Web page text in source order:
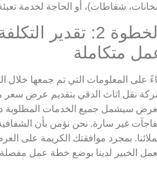
شفاطات)، أو الحاجة لخدمة
الخطوة 2: تقدير
متكاملة
على المعلومات التي تم جمعها خلال
نقل اثاث الدقي بتقديم عرض سعر
سيشمل جميع الخدمات المطلوبة
غير سارة. نحن نؤمن بأن
بمجرد موافقتك الكريمة على
الخبير لدينا بوضع خطة عمل